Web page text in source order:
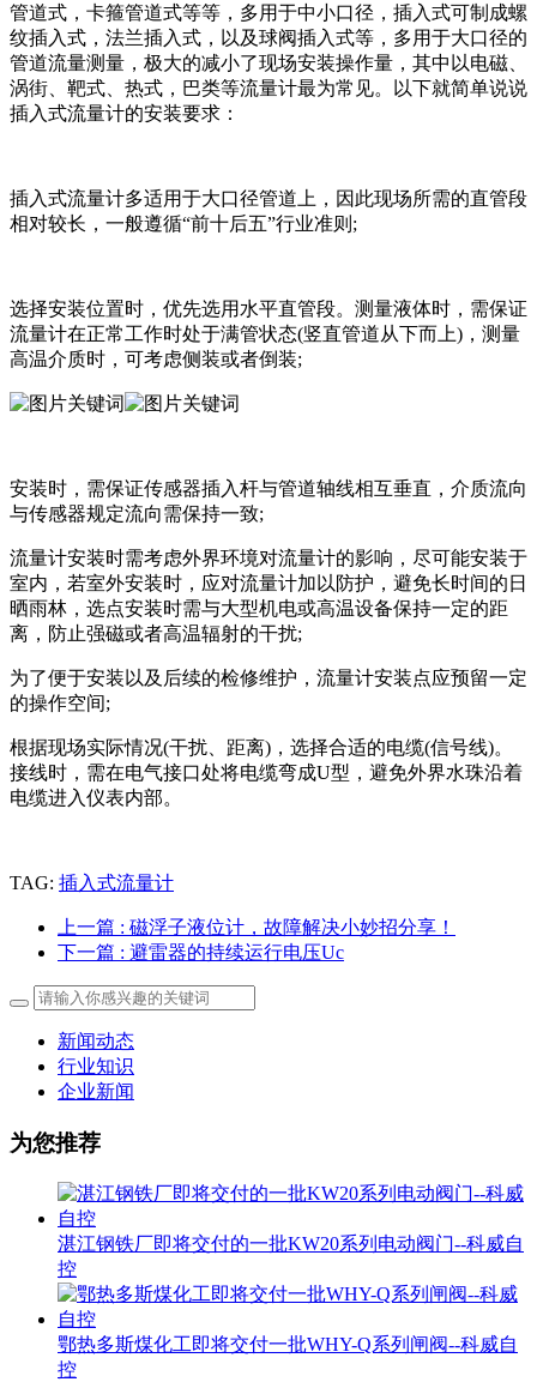
管道式，卡箍管道式等等，多用于中小口径，插入式可制成螺
纹插入式，法兰插入式，以及球阀插入式等，多用于大口径的
管道流量测量，极大的减小了现场安装操作量，其中以电磁、
涡街、靶式、热式，巴类等流量计最为常见。以下就简单说说
插入式流量计的安装要求：
插入式流量计多适用于大口径管道上，因此现场所需的直管段
相对较长，一般遵循“前十后五”行业准则;
选择安装位置时，优先选用水平直管段。测量液体时，需保证
流量计在正常工作时处于满管状态(竖直管道从下而上)，测量
高温介质时，可考虑侧装或者倒装;
安装时，需保证传感器插入杆与管道轴线相互垂直，介质流向
与传感器规定流向需保持一致;
流量计安装时需考虑外界环境对流量计的影响，尽可能安装于
室内，若室外安装时，应对流量计加以防护，避免长时间的日
晒雨林，选点安装时需与大型机电或高温设备保持一定的距
离，防止强磁或者高温辐射的干扰;
为了便于安装以及后续的检修维护，流量计安装点应预留一定
的操作空间;
根据现场实际情况(干扰、距离)，选择合适的电缆(信号线)。
接线时，需在电气接口处将电缆弯成U型，避免外界水珠沿着
电缆进入仪表内部。
TAG: 插入式流量计
上一篇 : 磁浮子液位计，故障解决小妙招分享！
下一篇 : 避雷器的持续运行电压Uc
新闻动态
行业知识
企业新闻
为您推荐
湛江钢铁厂即将交付的一批KW20系列电动阀门--科威自
控
鄂热多斯煤化工即将交付一批WHY-Q系列闸阀--科威自
控